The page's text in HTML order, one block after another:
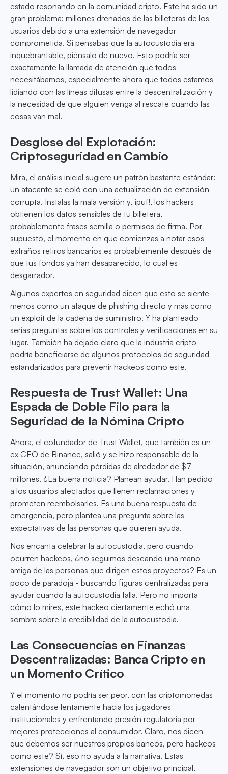
estado resonando en la comunidad cripto. Este ha sido un
gran problema: millones drenados de las billeteras de los
usuarios debido a una extensión de navegador
comprometida. Si pensabas que la autocustodia era
inquebrantable, piénsalo de nuevo. Esto podría ser
exactamente la llamada de atención que todos
necesitábamos, especialmente ahora que todos estamos
lidiando con las líneas difusas entre la descentralización y
la necesidad de que alguien venga al rescate cuando las
cosas van mal.
Desglose del Explotación:
Criptoseguridad en Cambio
Mira, el análisis inicial sugiere un patrón bastante estándar:
un atacante se coló con una actualización de extensión
corrupta. Instalas la mala versión y, ¡puf!, los hackers
obtienen los datos sensibles de tu billetera,
probablemente frases semilla o permisos de firma. Por
supuesto, el momento en que comienzas a notar esos
extraños retiros bancarios es probablemente después de
que tus fondos ya han desaparecido, lo cual es
desgarrador.
Algunos expertos en seguridad dicen que esto se siente
menos como un ataque de phishing directo y más como
un exploit de la cadena de suministro. Y ha planteado
serias preguntas sobre los controles y verificaciones en su
lugar. También ha dejado claro que la industria cripto
podría beneficiarse de algunos protocolos de seguridad
estandarizados para prevenir hackeos como este.
Respuesta de Trust Wallet: Una
Espada de Doble Filo para la
Seguridad de la Nómina Cripto
Ahora, el cofundador de Trust Wallet, que también es un
ex CEO de Binance, salió y se hizo responsable de la
situación, anunciando pérdidas de alrededor de $7
millones. ¿La buena noticia? Planean ayudar. Han pedido
a los usuarios afectados que llenen reclamaciones y
prometen reembolsarles. Es una buena respuesta de
emergencia, pero plantea una pregunta sobre las
expectativas de las personas que quieren ayuda.
Nos encanta celebrar la autocustodia, pero cuando
ocurren hackeos, ¿no seguimos deseando una mano
amiga de las personas que dirigen estos proyectos? Es un
poco de paradoja - buscando figuras centralizadas para
ayudar cuando la autocustodia falla. Pero no importa
cómo lo mires, este hackeo ciertamente echó una
sombra sobre la credibilidad de la autocustodia.
Las Consecuencias en Finanzas
Descentralizadas: Banca Cripto en
un Momento Crítico
Y el momento no podría ser peor, con las criptomonedas
calentándose lentamente hacia los jugadores
institucionales y enfrentando presión regulatoria por
mejores protecciones al consumidor. Claro, nos dicen
que debemos ser nuestros propios bancos, pero hackeos
como este? Sí, eso no ayuda a la narrativa. Estas
extensiones de navegador son un objetivo principal,